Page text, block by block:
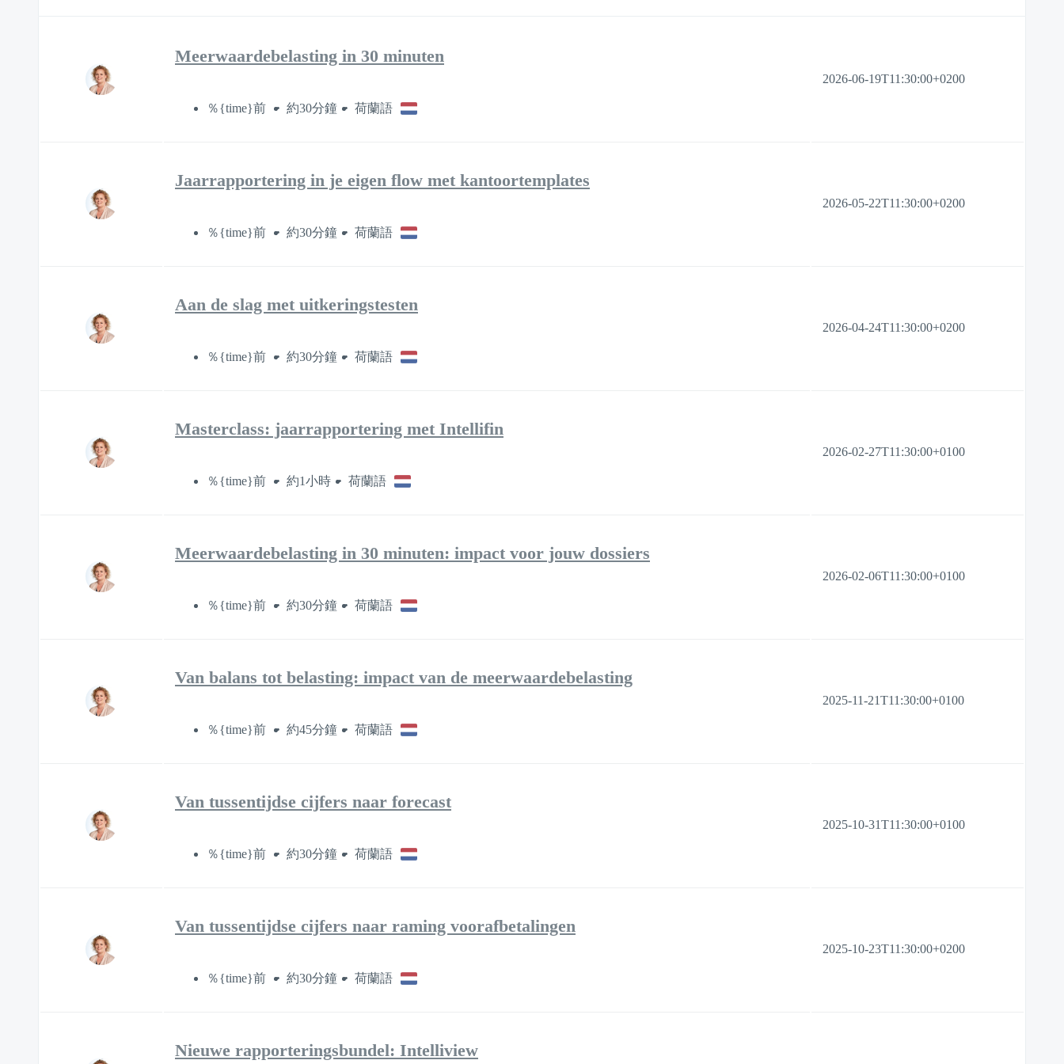
Meerwaardebelasting in 30 minuten
％{time}前 約30分鐘 荷蘭語
2026-06-19T11:30:00+0200
Jaarrapportering in je eigen flow met kantoortemplates
％{time}前 約30分鐘 荷蘭語
2026-05-22T11:30:00+0200
Aan de slag met uitkeringstesten
％{time}前 約30分鐘 荷蘭語
2026-04-24T11:30:00+0200
Masterclass: jaarrapportering met Intellifin
％{time}前 約1小時 荷蘭語
2026-02-27T11:30:00+0100
Meerwaardebelasting in 30 minuten: impact voor jouw dossiers
％{time}前 約30分鐘 荷蘭語
2026-02-06T11:30:00+0100
Van balans tot belasting: impact van de meerwaardebelasting
％{time}前 約45分鐘 荷蘭語
2025-11-21T11:30:00+0100
Van tussentijdse cijfers naar forecast
％{time}前 約30分鐘 荷蘭語
2025-10-31T11:30:00+0100
Van tussentijdse cijfers naar raming voorafbetalingen
％{time}前 約30分鐘 荷蘭語
2025-10-23T11:30:00+0200
Nieuwe rapporteringsbundel: Intelliview